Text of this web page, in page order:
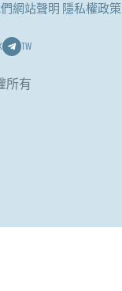
網站聲明 隱私權政策
TW
所有